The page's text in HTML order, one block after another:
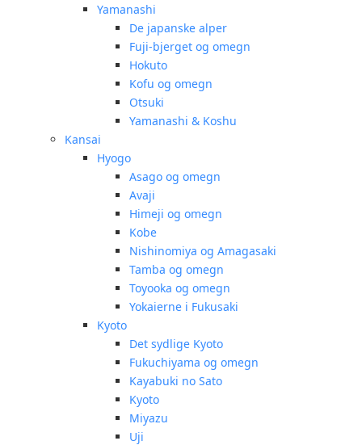
Yamanashi
De japanske alper
Fuji-bjerget og omegn
Hokuto
Kofu og omegn
Otsuki
Yamanashi & Koshu
Kansai
Hyogo
Asago og omegn
Avaji
Himeji og omegn
Kobe
Nishinomiya og Amagasaki
Tamba og omegn
Toyooka og omegn
Yokaierne i Fukusaki
Kyoto
Det sydlige Kyoto
Fukuchiyama og omegn
Kayabuki no Sato
Kyoto
Miyazu
Uji